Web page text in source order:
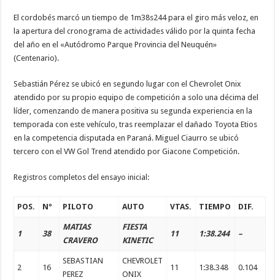
El cordobés marcó un tiempo de 1m38s244 para el giro más veloz, en
la apertura del cronograma de actividades válido por la quinta fecha
del año en el «Autódromo Parque Provincia del Neuquén»
(Centenario).
Sebastián Pérez se ubicó en segundo lugar con el Chevrolet Onix
atendido por su propio equipo de competición a solo una décima del
líder, comenzando de manera positiva su segunda experiencia en la
temporada con este vehículo, tras reemplazar el dañado Toyota Etios
en la competencia disputada en Paraná. Miguel Ciaurro se ubicó
tercero con el VW Gol Trend atendido por Giacone Competición.
Registros completos del ensayo inicial:
POS. Nº PILOTO AUTO VTAS. TIEMPO DIF.
1 38
MATIAS
CRAVERO
FIESTA
KINETIC
11 1:38.244 –
2 16
SEBASTIAN
PEREZ
CHEVROLET
ONIX
11 1:38.348 0.104